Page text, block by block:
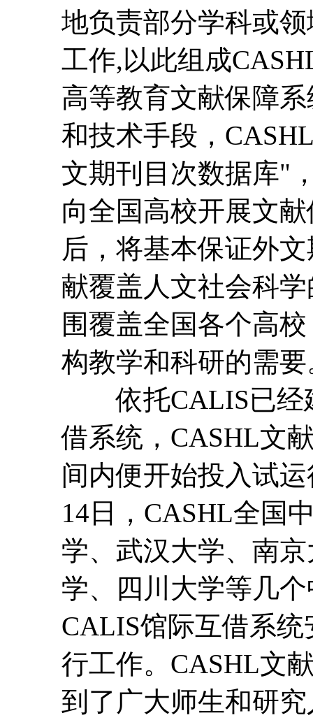
地负责部分学科或
工作,以此组成
高等教育文献保障
和技术手段，
文期刊目次数据库"
向全国高校开展文
后，将基本保证外
献覆盖人文社会科
围覆盖全国各个高
构教学和科研的需要
依托CALIS已经
借系统，CASHL文
间内便开始投入试
14日，CASHL全国
学、武汉大学、南
学、四川大学等几
CALIS馆际互借系
行工作。CASHL文
到了广大师生和研